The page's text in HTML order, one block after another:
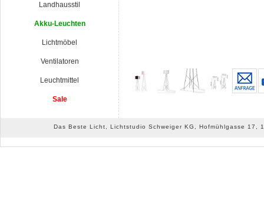
Landhausstil
Akku-Leuchten
Lichtmöbel
Ventilatoren
Leuchtmittel
Sale
Das Beste Licht, Lichtstudio Schweiger KG, Hofmühlgasse